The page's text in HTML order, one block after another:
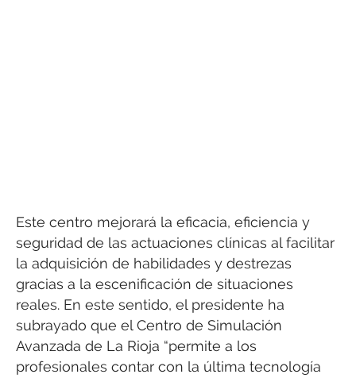
Este centro mejorará la eficacia, eficiencia y
seguridad de las actuaciones clínicas al facilitar
la adquisición de habilidades y destrezas
gracias a la escenificación de situaciones
reales. En este sentido, el presidente ha
subrayado que el Centro de Simulación
Avanzada de La Rioja “permite a los
profesionales contar con la última tecnología